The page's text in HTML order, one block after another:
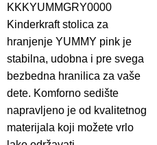
KKKYUMMGRY0000
Kinderkraft stolica za
hranjenje YUMMY pink je
stabilna, udobna i pre svega
bezbedna hranilica za vaše
dete. Komforno sedište
napravljeno je od kvalitetnog
materijala koji možete vrlo